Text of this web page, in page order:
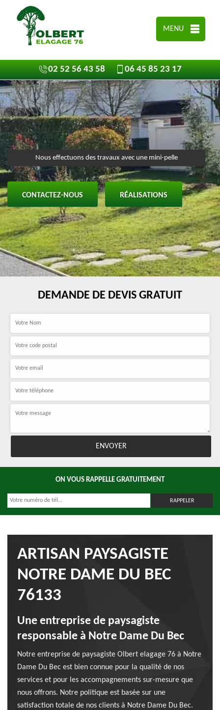
MENU
02 52 56 43 58 06 45 85 23 17
Nous effectuons des travaux avec une mini-pelle
CONTACTEZ-NOUS RÉALISATIONS
DEMANDE DE DEVIS GRATUIT
ON VOUS RAPPELLE GRATUITEMENT
ARTISAN PAYSAGISTE
NOTRE DAME DU BEC
76133
Une entreprise de paysagiste
responsable à Notre Dame Du Bec
Notre entreprise de paysagiste Olbert elagage 76 à Notre
Dame Du Bec est bien connue pour la qualité de nos
services et pour les accompagnements sur-mesure que
nous offrons. Notre politique est basée sur une
satisfaction totale de nos clients à Notre Dame Du Bec.